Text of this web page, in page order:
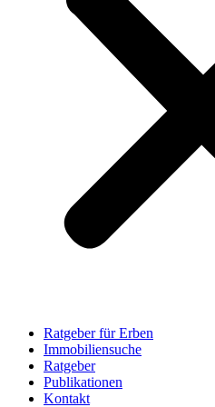
Ratgeber für Erben
Immobiliensuche
Ratgeber
Publikationen
Kontakt